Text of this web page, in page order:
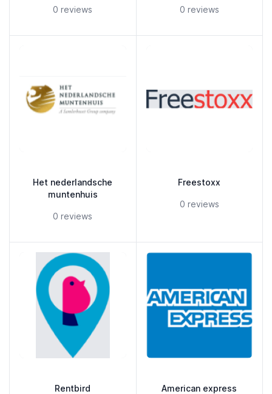
5 out of 5 stars
0 reviews 5 out of 5 stars
0 reviews
Het nederlandsche
muntenhuis
5 out of 5 stars
0 reviews
Freestoxx
5 out of 5 stars
0 reviews
Rentbird American express